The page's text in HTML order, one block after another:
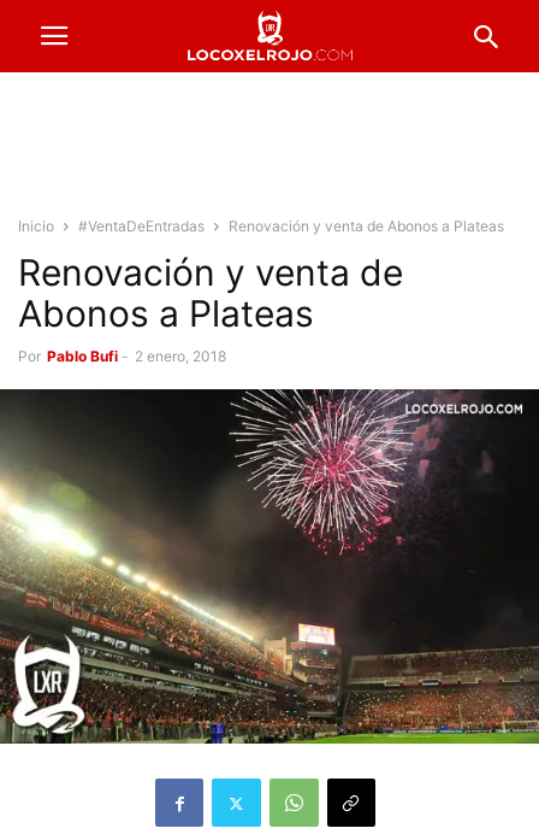
Inicio #VentaDeEntradas Renovación y venta de Abonos a Plateas
Renovación y venta de
Abonos a Plateas
Por Pablo Bufi - 2 enero, 2018